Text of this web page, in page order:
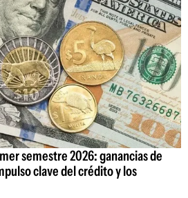
semestre 2026: ganancias de
clave del crédito y los